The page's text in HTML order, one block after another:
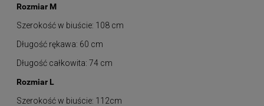
Rozmiar M
Szerokość w biuście: 108 cm
Długość rękawa: 60 cm
Długość całkowita: 74 cm
Rozmiar L
Szerokość w biuście: 112cm